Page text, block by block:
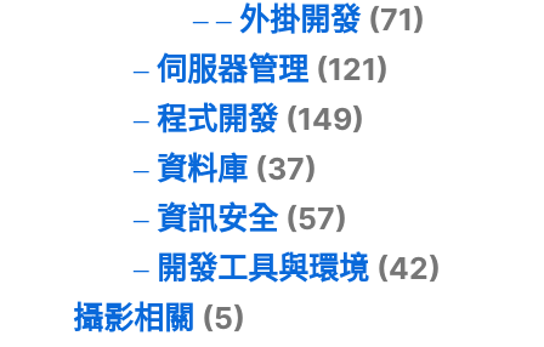
外掛開發(71)
伺服器管理(121)
程式開發(149)
資料庫(37)
資訊安全(57)
開發工具與環境(42)
攝影相關 (5)